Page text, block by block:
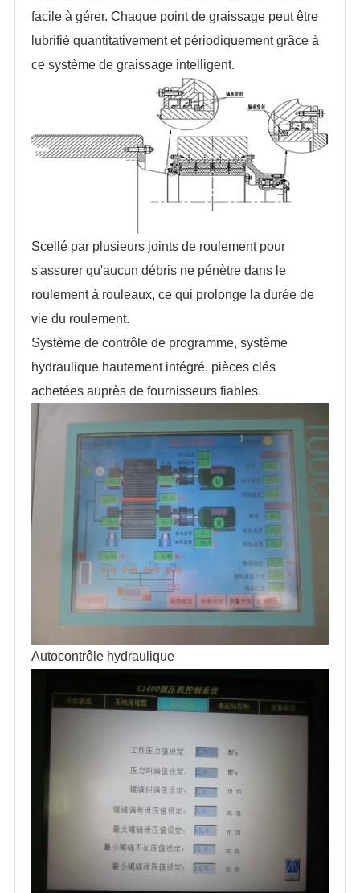
facile à gérer. Chaque point de graissage peut être
lubrifié quantitativement et périodiquement grâce à
ce système de graissage intelligent.
Scellé par plusieurs joints de roulement pour
s'assurer qu'aucun débris ne pénètre dans le
roulement à rouleaux, ce qui prolonge la durée de
vie du roulement.
Système de contrôle de programme, système
hydraulique hautement intégré, pièces clés
achetées auprès de fournisseurs fiables.
Autocontrôle hydraulique